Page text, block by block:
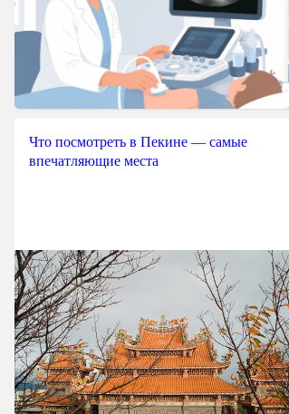
Что посмотреть в Пекине — самые
впечатляющие места